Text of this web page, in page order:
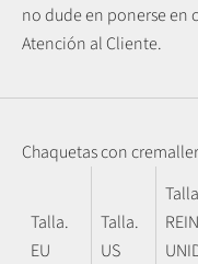
no dude en ponerse en
Atención al Cliente.
Chaquetas con
Talla.
EU
Talla.
US